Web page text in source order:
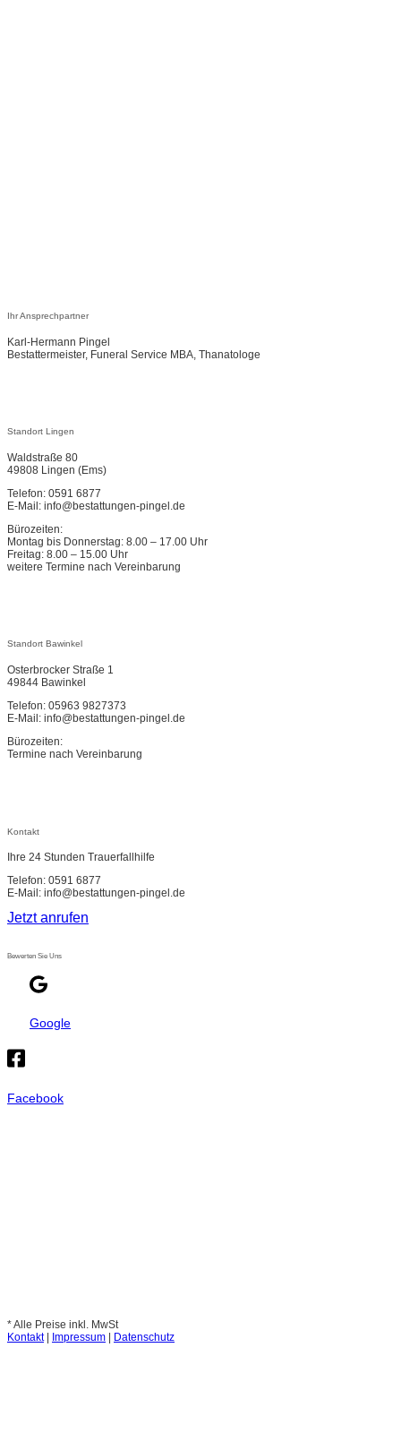
Ihr Ansprechpartner
Karl-Hermann Pingel
Bestattermeister, Funeral Service MBA, Thanatologe
Standort Lingen
Waldstraße 80
49808 Lingen (Ems)
Telefon: 0591 6877
E-Mail: info@bestattungen-pingel.de
Bürozeiten:
Montag bis Donnerstag: 8.00 – 17.00 Uhr
Freitag: 8.00 – 15.00 Uhr
weitere Termine nach Vereinbarung
Standort Bawinkel
Osterbrocker Straße 1
49844 Bawinkel
Telefon: 05963 9827373
E-Mail: info@bestattungen-pingel.de
Bürozeiten:
Termine nach Vereinbarung
Kontakt
Ihre 24 Stunden Trauerfallhilfe
Telefon: 0591 6877
E-Mail: info@bestattungen-pingel.de
Jetzt anrufen
Bewerten Sie Uns
Google
Facebook
* Alle Preise inkl. MwSt
Kontakt| Impressum | Datenschutz